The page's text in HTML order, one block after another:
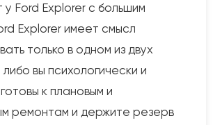
у Ford Explorer с большим
Explorer имеет смысл
только в одном из двух
вы психологически и
к плановым и
ремонтам и держите резерв